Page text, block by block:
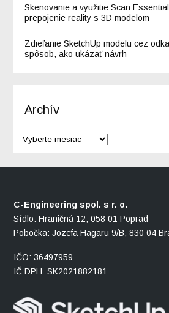
Skenovanie a využitie Scan
prepojenie reality s 3D modelom
Zdieľanie SketchUp modelu cez
spôsob, ako ukázať návrh
Archív
C-Engineering spol. s r. o.
Sídlo: Hraničná 12, 058 01 Poprad
Pobočka: Jozefa Hagaru 9/B, 830 04
IČO: 36497959
IČ DPH: SK2021882181